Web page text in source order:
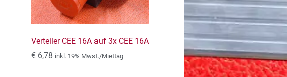
Verteiler CEE 16A auf 3x CEE 16A
€ 6,78 inkl. 19% Mwst./Miettag